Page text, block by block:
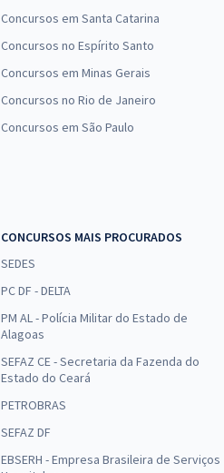
Concursos em Santa Catarina
Concursos no Espírito Santo
Concursos em Minas Gerais
Concursos no Rio de Janeiro
Concursos em São Paulo
CONCURSOS MAIS PROCURADOS
SEDES
PC DF - DELTA
PM AL - Polícia Militar do Estado de
Alagoas
SEFAZ CE - Secretaria da Fazenda do
Estado do Ceará
PETROBRAS
SEFAZ DF
EBSERH - Empresa Brasileira de Serviços